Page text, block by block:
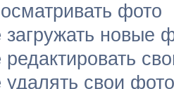
фото
загружать новые
редактировать
удалять свои фото